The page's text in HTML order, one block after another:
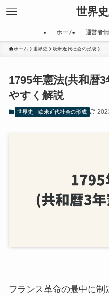
世界
ホーム 運営者
ホーム 世界史 欧米近代社会の形成
1795年憲法(共和暦
やすく解説
世界史 欧米近代社会の形成
フランス革命の最中に制